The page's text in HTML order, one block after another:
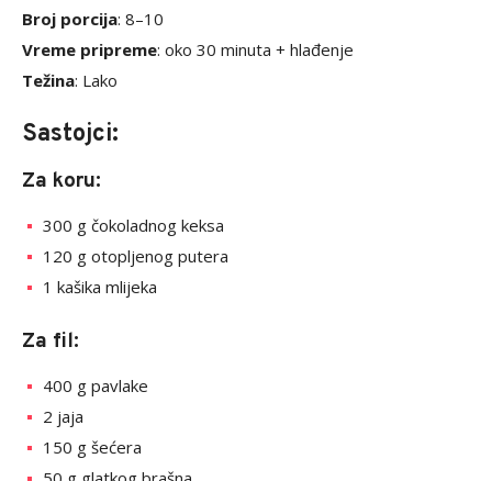
Broj porcija: 8–10
Vreme pripreme: oko 30 minuta + hlađenje
Težina: Lako
Sastojci:
Za koru:
300 g čokoladnog keksa
120 g otopljenog putera
1 kašika mlijeka
Za fil:
400 g pavlake
2 jaja
150 g šećera